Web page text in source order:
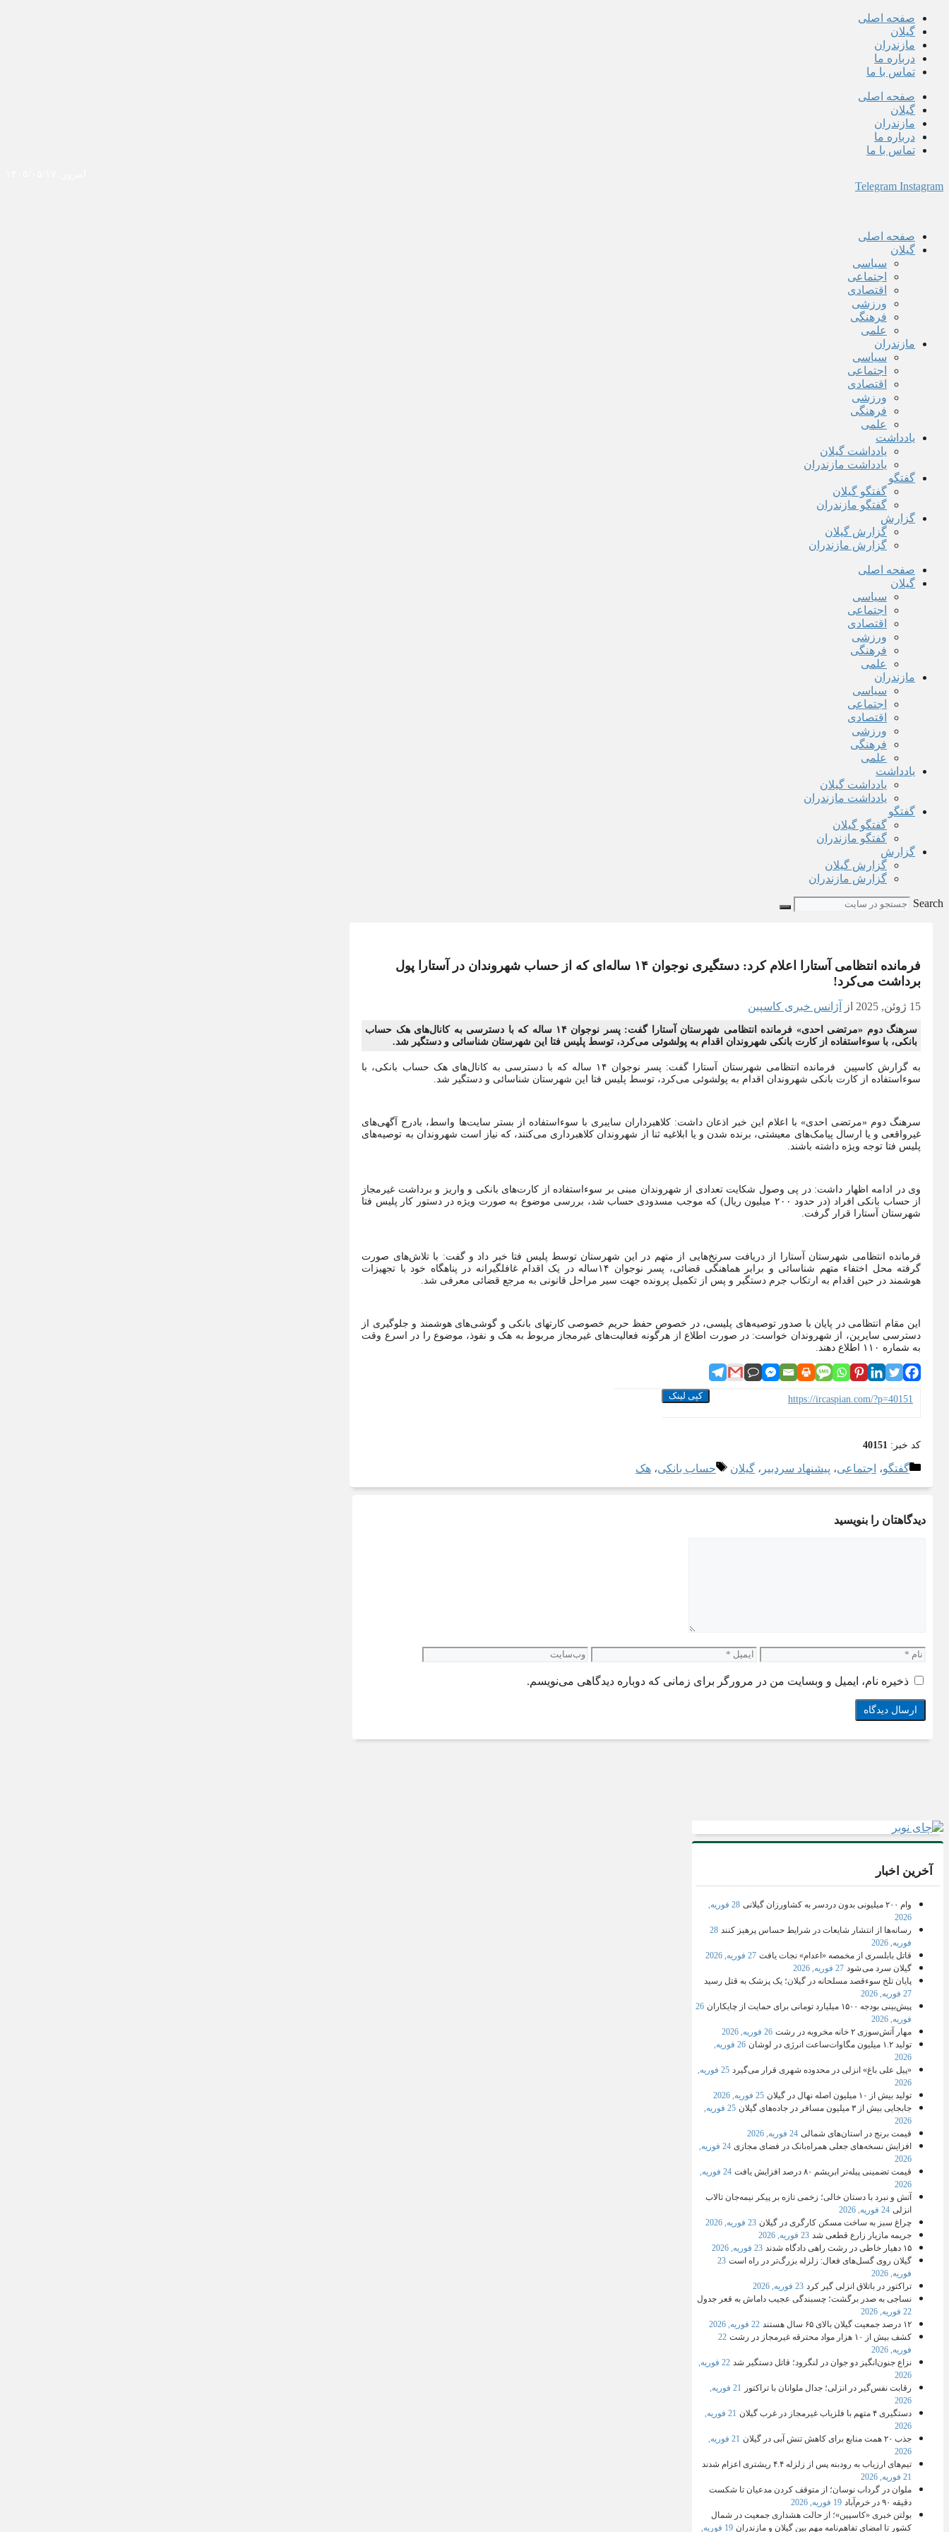
پرش
محتوا
صفحه اصلی
گیلان
مازندران
درباره ما
تماس با ما
صفحه اصلی
گیلان
مازندران
درباره ما
تماس با ما
Telegram Instagram
صفحه اصلی
گیلان
سیاسی
اجتماعی
اقتصادی
ورزشی
فرهنگی
علمی
مازندران
سیاسی
اجتماعی
اقتصادی
ورزشی
فرهنگی
علمی
یادداشت
یادداشت گیلان
یادداشت مازندران
گفتگو
گفتگو گیلان
گفتگو مازندران
گزارش
گزارش گیلان
گزارش مازندران
صفحه اصلی
گیلان
سیاسی
اجتماعی
اقتصادی
ورزشی
فرهنگی
علمی
مازندران
سیاسی
اجتماعی
اقتصادی
ورزشی
فرهنگی
علمی
یادداشت
یادداشت گیلان
یادداشت مازندران
گفتگو
گفتگو گیلان
گفتگو مازندران
گزارش
گزارش گیلان
گزارش مازندران
Search
فرمانده انتظامی آستارا اعلام کرد: دستگیری نوجوان ۱۴ ساله‌ای که از حساب شهروندان در آستارا پول
برداشت می‌کرد!
15 ژوئن, 2025 از آژانس خبری کاسپین
سرهنگ دوم «مرتضی احدی» فرمانده انتظامی شهرستان آستارا گفت: پسر نوجوان ۱۴ ساله که با دسترسی به کانال‌های هک حساب
بانکی، با سوءاستفاده از کارت بانکی شهروندان اقدام به پولشوئی می‌کرد، توسط پلیس فتا این شهرستان شناسائی و دستگیر شد.
به گزارش کاسپین فرمانده انتظامی شهرستان آستارا گفت: پسر نوجوان ۱۴ ساله که با دسترسی به کانال‌های هک حساب بانکی، با
سوءاستفاده از کارت بانکی شهروندان اقدام به پولشوئی می‌کرد، توسط پلیس فتا این شهرستان شناسائی و دستگیر شد.
سرهنگ دوم «مرتضی احدی» با اعلام این خبر اذعان داشت: کلاهبرداران سایبری با سوءاستفاده از بستر سایت‌ها واسط، بادرج آگهی‌های
غیرواقعی و یا ارسال پیامک‌های معیشتی، برنده شدن و یا ابلاغیه ثنا از شهروندان کلاهبرداری می‌کنند، که نیاز است شهروندان به توصیه‌های
پلیس فتا توجه ویژه داشته باشند.
وی در ادامه اظهار داشت: در پی وصول شکایت تعدادی از شهروندان مبنی بر سوءاستفاده از کارت‌های بانکی و واریز و برداشت غیرمجاز
از حساب بانکی افراد (در حدود ۲۰۰ میلیون ریال) که موجب مسدودی حساب شد، بررسی موضوع به صورت ویژه در دستور کار پلیس فتا
شهرستان آستارا قرار گرفت.
فرمانده انتظامی شهرستان آستارا از دریافت سرنخ‌هایی از متهم در این شهرستان توسط پلیس فتا خبر داد و گفت: با تلاش‌های صورت
گرفته محل اختفاء متهم شناسائی و برابر هماهنگی قضائی، پسر نوجوان ۱۴ساله در یک اقدام غافلگیرانه در پناهگاه خود با تجهیزات
هوشمند در حین اقدام به ارتکاب جرم دستگیر و پس از تکمیل پرونده جهت سیر مراحل قانونی به مرجع قضائی معرفی شد.
این مقام انتظامی در پایان با صدور توصیه‌های پلیسی، در خصوص حفظ حریم خصوصی کارتهای بانکی و گوشی‌های هوشمند و جلوگیری از
دسترسی سایرین، از شهروندان خواست: در صورت اطلاع از هرگونه فعالیت‌های غیرمجاز مربوط به هک و نفوذ، موضوع را در اسرع وقت
به شماره ۱۱۰ اطلاع دهند.
https://ircaspian.com/?p=40151 کپی لینک
کد خبر: 40151
دسته‌ها
گفتگو، اجتماعی، پیشنهاد سردبیر ، گیلان برچسب‌ها
حساب بانکی، هک
دیدگاهتان را بنویسید
نام ایمیل وب‌سایت
ذخیره نام، ایمیل و وبسایت من در مرورگر برای زمانی که دوباره دیدگاهی می‌نویسم.
آخرین اخبار
وام ۲۰۰ میلیونی بدون دردسر به کشاورزان گیلانی
28 فوریه,
2026
رسانه‌ها از انتشار شایعات در شرایط حساس پرهیز کنند 28
فوریه, 2026
قاتل بابلسری از مخمصه «اعدام» نجات یافت 27 فوریه, 2026
گیلان سرد می شود 27 فوریه, 2026
پایان تلخ سوءقصد مسلحانه در گیلان؛ یک پزشک به قتل رسید
27 فوریه, 2026
پیش‌بینی بودجه ۱۵۰۰ میلیارد تومانی برای حمایت از چایکاران
26
فوریه, 2026
مهار آتش‌سوزی ۲ خانه مخروبه در رشت
26 فوریه, 2026
تولید ۱.۲ میلیون مگاوات‌ساعت انرژی در لوشان
26 فوریه,
2026
«پیل علی باغ» انزلی در محدوده شهری قرار می‌گیرد
25 فوریه,
2026
تولید بیش از ۱۰ میلیون اصله نهال در گیلان
25 فوریه, 2026
جابجایی بیش از ۳ میلیون مسافر در جاده‌های گیلان
25 فوریه,
2026
قیمت برنج در استان‌های شمالی 24 فوریه, 2026
افزایش نسخه‌های جعلی همراه‌بانک در فضای مجازی
24 فوریه,
2026
قیمت تضمینی پیله‌تر ابریشم ۸۰ درصد افزایش یافت
24 فوریه,
2026
آتش و نبرد با دستان خالی؛ زخمی تازه بر پیکر نیمه‌جان تالاب
انزلی 24 فوریه, 2026
چراغ سبز به ساخت مسکن کارگری در گیلان 23 فوریه, 2026
جریمه مازیار زارع قطعی شد 23 فوریه, 2026
۱۵ دهیار خاطی در رشت راهی دادگاه شدند
23 فوریه, 2026
گیلان روی گسل‌های فعال: زلزله بزرگ‌تر در راه است 23
فوریه, 2026
تراکتور در باتلاق انزلی گیر کرد 23 فوریه, 2026
نساجی به صدر برگشت؛ چسبندگی عجیب داماش به قعر جدول
22 فوریه, 2026
۱۲ درصد جمعیت گیلان بالای ۶۵ سال هستند
22 فوریه, 2026
کشف بیش از ۱۰ هزار مواد محترقه غیرمجاز در رشت
22
فوریه, 2026
نزاع جنون‌انگیز دو جوان در لنگرود؛ قاتل دستگیر شد
22 فوریه,
2026
رقابت نفس‌گیر در انزلی؛ جدال ملوانان با تراکتور
21 فوریه,
2026
دستگیری ۴ متهم با فلزیاب غیرمجاز در غرب گیلان
21 فوریه,
2026
جذب ۲۰ همت منابع برای کاهش تنش آبی در گیلان
21 فوریه,
2026
تیم‌های ارزیاب به رودبنه پس از زلزله ۴.۴ ریشتری اعزام شدند
21 فوریه, 2026
ملوان در گرداب نوسان؛ از متوقف کردن مدعیان تا شکست
دقیقه ۹۰ در خرم‌آباد
19 فوریه, 2026
بولتن خبری «کاسپین»؛ از حالت هشداری جمعیت در شمال
کشور تا امضای تفاهم‌نامه مهم بین گیلان و مازندران
19 فوریه,